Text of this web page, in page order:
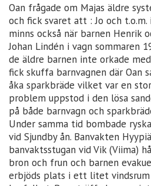
Oan frågade om Majas äldre
och fick svaret att : Jo och t.o.m.
minns också när barnen Henrik
Johan Lindén i vagn sommaren
de äldre barnen inte orkade
fick skuffa barnvagnen där Oan
åka sparkbräde vilket var en
problem uppstod i den lösa
på både barnvagn och
Under samma tid bombade
vid Sjundby ån. Banvakten
banvaktsstugan vid Vik (Viima)
bron och frun och barnen
erbjöds plats i ett litet